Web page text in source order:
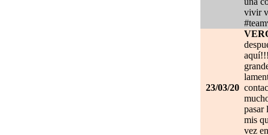
vivir
23/03/20
pasar
mis
vez